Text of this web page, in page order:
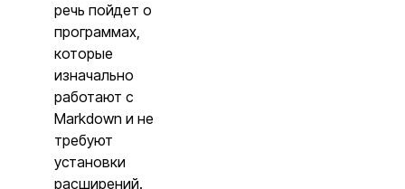
речь пойдет о
программах,
которые
изначально
работают с
Markdown и не
требуют
установки
расширений.